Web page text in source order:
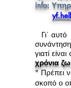
info:
Γι΄
γιατί
χρόνια
" Πρέπει
σκοπό ο